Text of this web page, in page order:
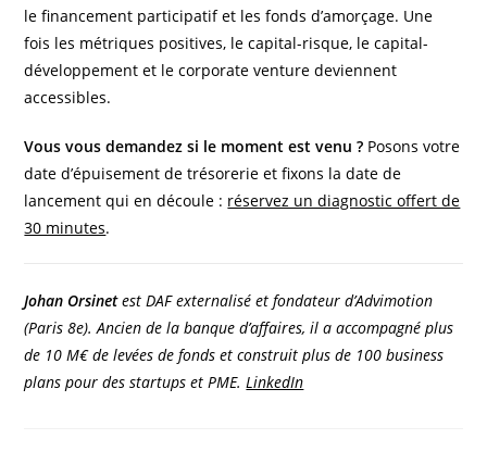
le financement participatif et les fonds d’amorçage. Une
fois les métriques positives, le capital-risque, le capital-
développement et le corporate venture deviennent
accessibles.
Vous vous demandez si le moment est venu ? Posons votre
date d’épuisement de trésorerie et fixons la date de
lancement qui en découle : réservez un diagnostic offert de
30 minutes.
Johan Orsinetest DAF externalisé et fondateur d’Advimotion
(Paris 8e). Ancien de la banque d’affaires, il a accompagné plus
de 10 M€ de levées de fonds et construit plus de 100 business
plans pour des startups et PME. LinkedIn